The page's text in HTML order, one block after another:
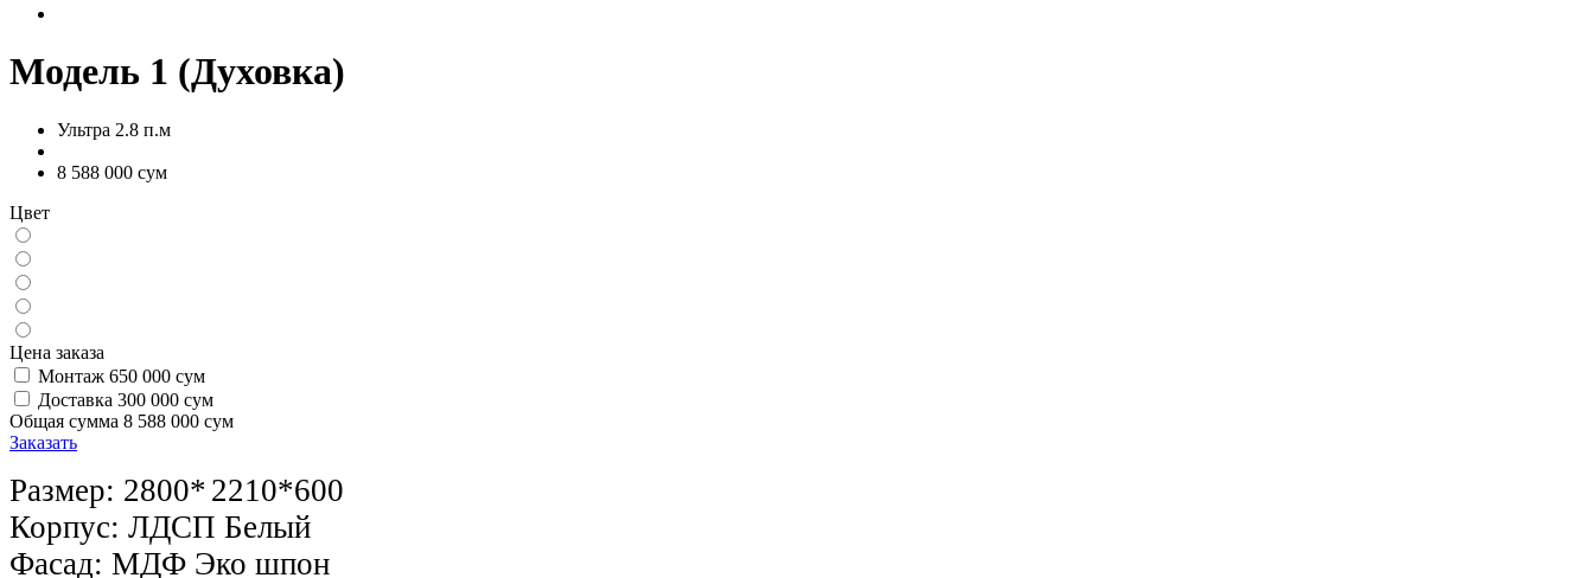
Модель 1 (Духовка)
Ультра 2.8 п.м
8 588 000 сум
Цвет
Цена заказа
Монтаж 650 000 сум
Доставка 300 000 сум
Общая сумма 8 588 000 сум
Заказать
Размер: 2800* 2210*600
Корпус: ЛДСП Белый
Фасад: МДФ Эко шпон